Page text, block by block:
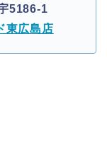
5186-1
東広島店